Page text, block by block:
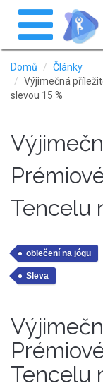
Přejít
hlavnímu
obsahu
Toggle
navigation
Domů
Články
Výjimečná
slevou 15 %
Tencelu
oblečení na jógu
Sleva
Tencelu